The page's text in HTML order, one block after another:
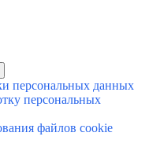
персональных данных
персональных
файлов cookie